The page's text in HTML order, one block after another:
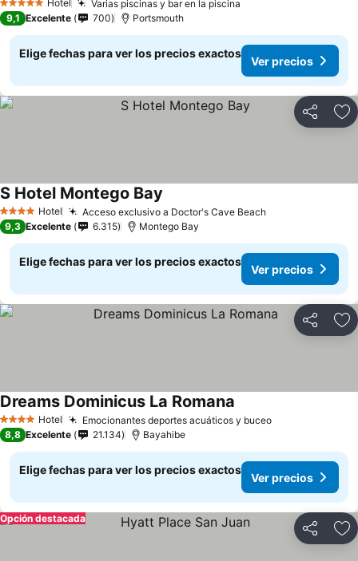
5 Estrellas Hotel
Varias piscinas y bar en la piscina
9,1 Excelente 700 Portsmouth
Elige fechas para ver los precios exactos
Ver precios
Compartir
4 EstrellasHotel Acceso exclusivo a Doctor's Cave Beach
S Hotel Montego Bay
9,3 Excelente 6.315 Montego Bay
Elige fechas para ver los precios exactos
Ver precios
Compartir
4 EstrellasHotel Emocionantes deportes acuáticos y buceo
Dreams Dominicus La Romana
8,8 Excelente 21.134 Bayahibe
Elige fechas para ver los precios exactos
Ver precios
Compartir
Opción destacada